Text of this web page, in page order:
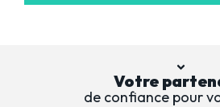
Votre
de confiance pour